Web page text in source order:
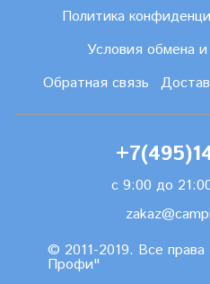
Политика
Условия обмена и
Обратная связь
с 9:00 до
© 2011-2019. Все
Профи"